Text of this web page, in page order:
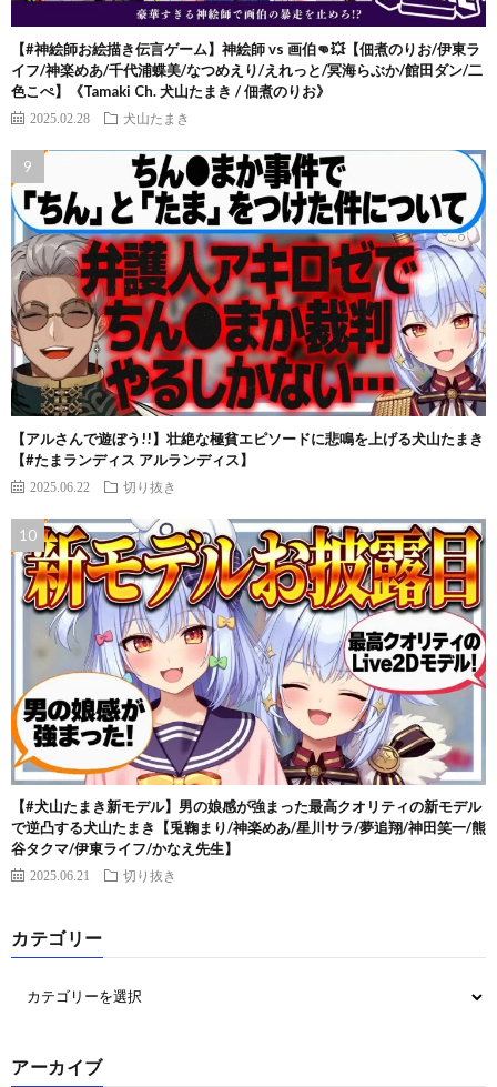
【#神絵師お絵描き伝言ゲーム】神絵師 vs 画伯👊💥【佃煮のりお/伊東ラ
イフ/神楽めあ/千代浦蝶美/なつめえり/えれっと/冥海らぶか/館田ダン/二
色こぺ】《Tamaki Ch. 犬山たまき / 佃煮のりお》
2025.02.28 犬山たまき
【アルさんで遊ぼう!!】壮絶な極貧エピソードに悲鳴を上げる犬山たまき
【#たまランディス アルランディス】
2025.06.22 切り抜き
【#犬山たまき新モデル】男の娘感が強まった最高クオリティの新モデル
で逆凸する犬山たまき【兎鞠まり/神楽めあ/星川サラ/夢追翔/神田笑一/熊
谷タクマ/伊東ライフ/かなえ先生】
2025.06.21 切り抜き
カテゴリー
アーカイブ